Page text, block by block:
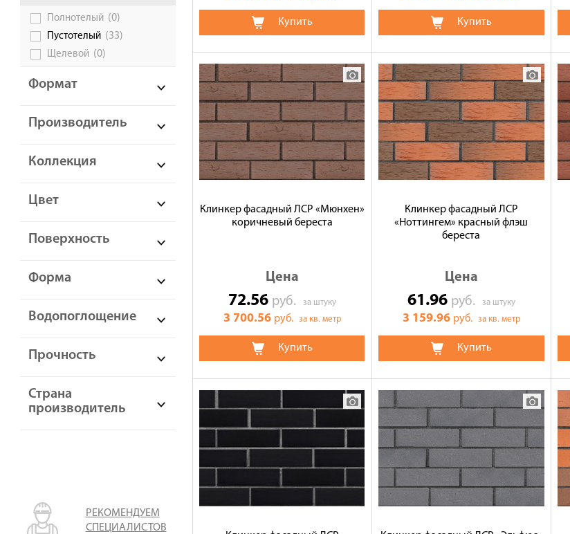
Полнотелый (0)
Пустотелый (33)
Щелевой (0)
Формат
Производитель
Коллекция
Цвет
Поверхность
Форма
Водопоглощение
Прочность
Страна
производитель
РЕКОМЕНДУЕМ
СПЕЦИАЛИСТОВ
Купить Купить
Клинкер фасадный ЛСР «Мюнхен»
коричневый береста
Цена
72.56 руб. за штуку
3 700.56 руб. за кв. метр
Купить
Клинкер фасадный ЛСР
«Ноттингем» красный флэш
береста
Цена
61.96 руб. за штуку
3 159.96 руб. за кв. метр
Купить